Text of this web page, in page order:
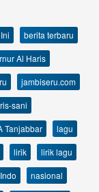
berita terbaru
Al Haris
jambiseru.com
sani
Tanjabbar
lagu
lirik
lirik lagu
nasional